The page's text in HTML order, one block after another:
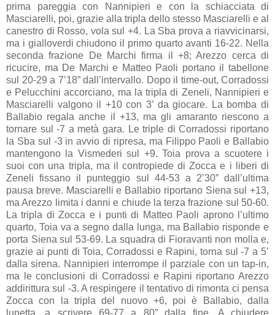
prima pareggia con Nannipieri e con la schiacciata di
Masciarelli, poi, grazie alla tripla dello stesso Masciarelli e al
canestro di Rosso, vola sul +4. La Sba prova a riavvicinarsi,
ma i gialloverdi chiudono il primo quarto avanti 16-22. Nella
seconda frazione De Marchi firma il +8; Arezzo cerca di
ricucire, ma De Marchi e Matteo Paoli portano il tabellone
sul 20-29 a 7’18” dall’intervallo. Dopo il time-out, Corradossi
e Pelucchini accorciano, ma la tripla di Zeneli, Nannipieri e
Masciarelli valgono il +10 con 3’ da giocare. La bomba di
Ballabio regala anche il +13, ma gli amaranto riescono a
tornare sul -7 a metà gara. Le triple di Corradossi riportano
la Sba sul -3 in avvio di ripresa, ma Filippo Paoli e Ballabio
mantengono la Vismederi sul +9. Toia prova a scuotere i
suoi con una tripla, ma il contropiede di Zocca e i liberi di
Zeneli fissano il punteggio sul 44-53 a 2’30” dall’ultima
pausa breve. Masciarelli e Ballabio riportano Siena sul +13,
ma Arezzo limita i danni e chiude la terza frazione sul 50-60.
La tripla di Zocca e i punti di Matteo Paoli aprono l’ultimo
quarto, Toia va a segno dalla lunga, ma Ballabio risponde e
porta Siena sul 53-69. La squadra di Fioravanti non molla e,
grazie ai punti di Toia, Corradossi e Rapini, torna sul -7 a 5’
dalla sirena. Nannipieri interrompe il parziale con un tap-in,
ma le conclusioni di Corradossi e Rapini riportano Arezzo
addirittura sul -3. A respingere il tentativo di rimonta ci pensa
Zocca con la tripla del nuovo +6, poi è Ballabio, dalla
lunetta, a scrivere 69-77 a 80” dalla fine. A chiudere